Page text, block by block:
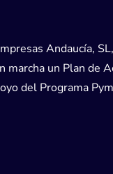
Andaucía,
marcha un Plan
del Programa